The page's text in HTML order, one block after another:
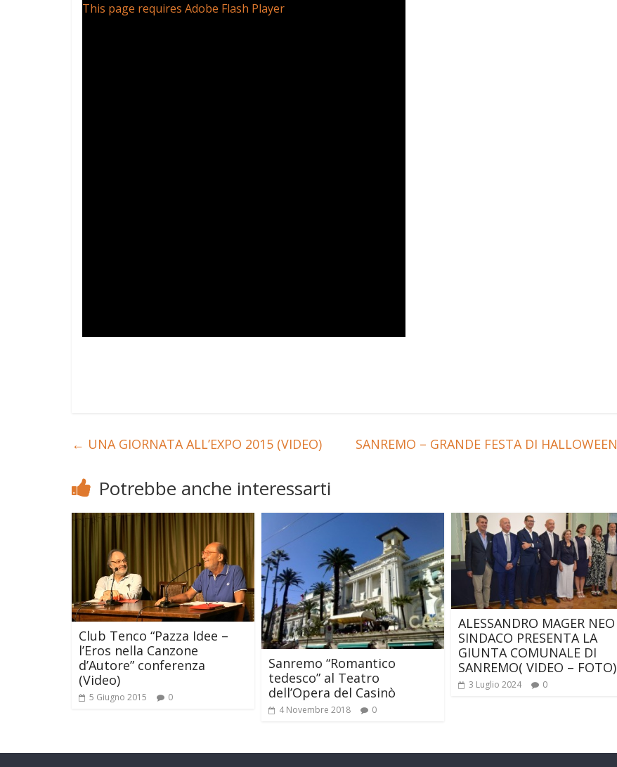
This page requires Adobe Flash Player
← UNA GIORNATA ALL’EXPO 2015 (VIDEO) SANREMO – GRANDE FESTA DI HALLOWEEN
Potrebbe anche interessarti
Club Tenco “Pazza Idee –
l’Eros nella Canzone
d’Autore” conferenza
(Video)
5 Giugno 2015 0
Sanremo “Romantico
tedesco” al Teatro
dell’Opera del Casinò
4 Novembre 2018 0
ALESSANDRO MAGER NEO
SINDACO PRESENTA LA
GIUNTA COMUNALE DI
SANREMO( VIDEO – FOTO)
3 Luglio 2024 0